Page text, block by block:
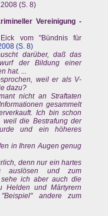
(S. 8)
Vereinigung -
vom "Bündnis für
(S. 8)
darüber, daß das
der Bildung einer
hat. ...
weil er als V-
dazu?
nicht an Straftaten
gesammelt
Ich bin schon
weil die Bestrafung der
und ein höheres
in Ihren Augen genug
denn nur ein hartes
auslösen und zum
sehe ich aber auch die
Helden und Märtyrern
andere zum